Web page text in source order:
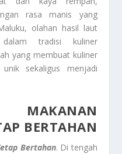
rasa manis yang
olahan hasil laut
tradisi kuliner
yang membuat kuliner
sekaligus menjadi
BERTAHAN
Bertahan. Di tengah